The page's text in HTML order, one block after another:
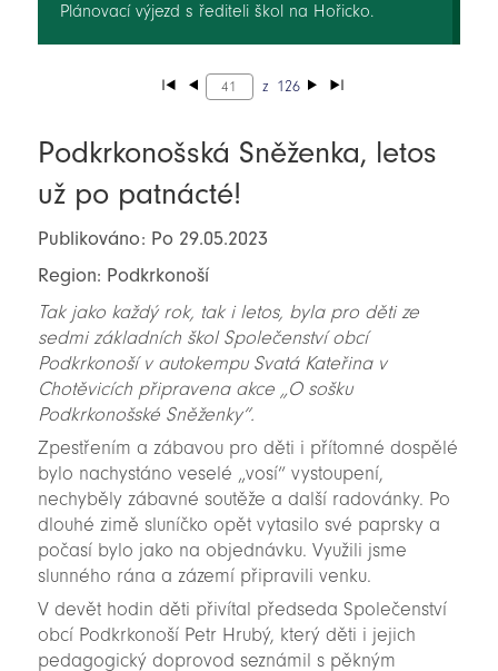
Plánovací výjezd s řediteli škol na Hořicko.
z 126
Podkrkonošská Sněženka, letos
už po patnácté!
Publikováno: Po 29.05.2023
Region: Podkrkonoší
Tak jako každý rok, tak i letos, byla pro děti ze
sedmi základních škol Společenství obcí
Podkrkonoší v autokempu Svatá Kateřina v
Chotěvicích připravena akce „O sošku
Podkrkonošské Sněženky“.
Zpestřením a zábavou pro děti i přítomné dospělé
bylo nachystáno veselé „vosí“ vystoupení,
nechyběly zábavné soutěže a další radovánky. Po
dlouhé zimě sluníčko opět vytasilo své paprsky a
počasí bylo jako na objednávku. Využili jsme
slunného rána a zázemí připravili venku.
V devět hodin děti přivítal předseda Společenství
obcí Podkrkonoší Petr Hrubý, který děti i jejich
pedagogický doprovod seznámil s pěkným